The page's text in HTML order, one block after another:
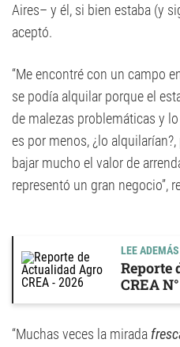
Aires– y él, si bien estaba (y
aceptó.
“Me encontré con un campo
se podía alquilar porque el
de malezas problemáticas y
es por menos, ¿lo
bajar mucho el valor de
representó un gran negocio”,
LEE ADEMÁS
Reporte
CREA
“Muchas veces la mirada